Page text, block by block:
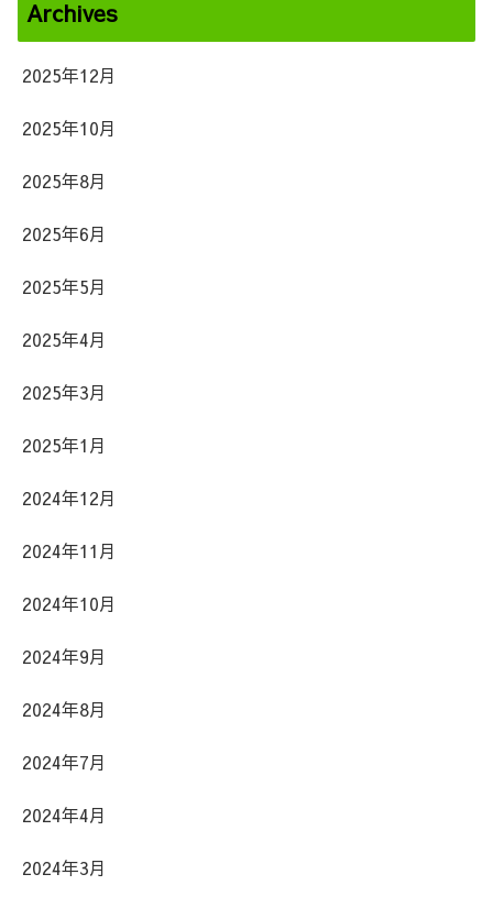
Archives
2025年12月
2025年10月
2025年8月
2025年6月
2025年5月
2025年4月
2025年3月
2025年1月
2024年12月
2024年11月
2024年10月
2024年9月
2024年8月
2024年7月
2024年4月
2024年3月